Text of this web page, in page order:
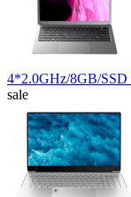
4*2.0GHz/8GB/
sale